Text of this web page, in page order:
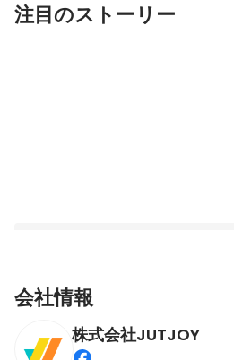
注目のストーリー
「そう思う」と「そうである」は違う。
会社情報
株式会社JUTJOY